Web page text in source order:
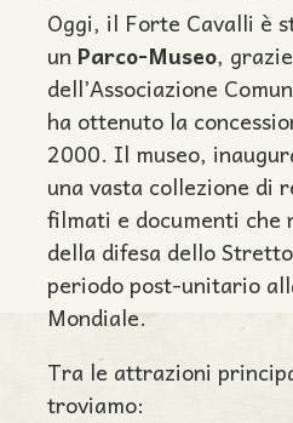
Oggi, il Forte Cavalli è
un Parco-Museo,
dell’Associazione
ha ottenuto la
2000. Il museo,
una vasta collezione di
filmati e documenti che
della difesa dello
periodo post-unitario
Mondiale.
Tra le attrazioni
troviamo: